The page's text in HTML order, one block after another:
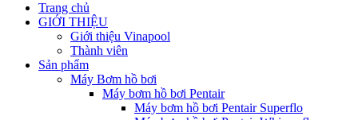
Trang chủ
GIỚI THIỆU
Giới thiệu Vinapool
Thành viên
Sản phẩm
Máy Bơm hồ bơi
Máy bơm hồ bơi Pentair
Máy bơm hồ bơi Pentair Superflo